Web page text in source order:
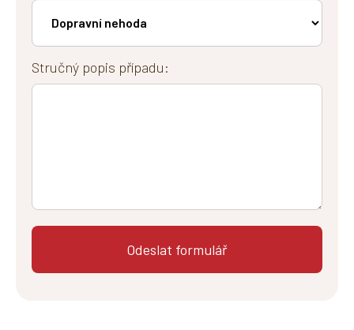
Stručný popis případu: